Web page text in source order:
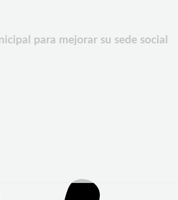
para mejorar su sede social